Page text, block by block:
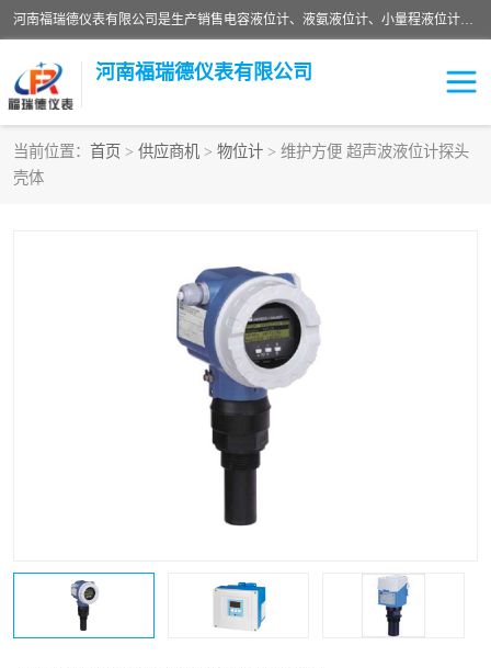
河南福瑞德仪表有限公司是生产销售电容液位计、液氨液位计、小量程液位计定制、智能锅炉水位计、液氮液位计等；并在产品开发、研制的过程中，吸取国内外仪器仪表的技术精华，建立了一支高、精、尖的科研开发队伍，使产品性能不断升级。
河南福瑞德仪表有限公司
当前位置： 首页 > 供应商机 > 物位计 > 维护方便 超声波液位计探头
壳体
液位计
液氮液位计
液位计传感器定制
物位计
流量仪表